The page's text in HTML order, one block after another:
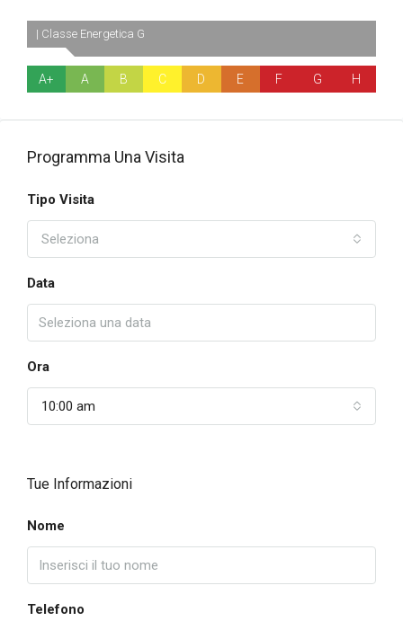
A+ A B C D E F
| Classe Energetica G
G H
Programma Una Visita
Tipo Visita
Seleziona
Data
Ora
10:00 am
Tue Informazioni
Nome
Telefono